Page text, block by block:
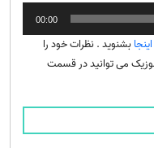
00:00
اینجا بشنوید . نظرات خود را
می توانید در قسمت